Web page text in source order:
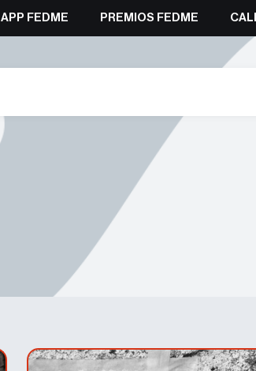
APP FEDME PREMIOS FEDME